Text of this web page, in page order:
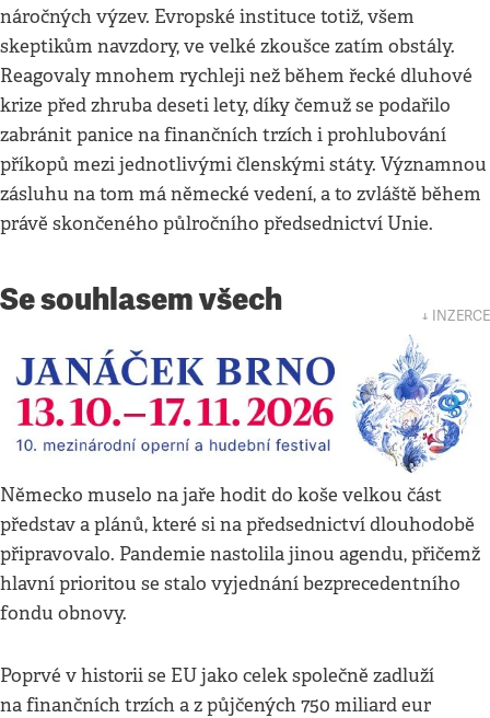
náročných výzev. Evropské instituce totiž, všem
skeptikům navzdory, ve velké zkoušce zatím obstály.
Reagovaly mnohem rychleji než během řecké dluhové
krize před zhruba deseti lety, díky čemuž se podařilo
zabránit panice na finančních trzích i prohlubování
příkopů mezi jednotlivými členskými státy. Významnou
zásluhu na tom má německé vedení, a to zvláště během
právě skončeného půlročního předsednictví Unie.
Se souhlasem všech ↓ INZERCE
Německo muselo na jaře hodit do koše velkou část
představ a plánů, které si na předsednictví dlouhodobě
připravovalo. Pandemie nastolila jinou agendu, přičemž
hlavní prioritou se stalo vyjednání bezprecedentního
fondu obnovy.
Poprvé v historii se EU jako celek společně zadluží
na finančních trzích a z půjčených 750 miliard eur